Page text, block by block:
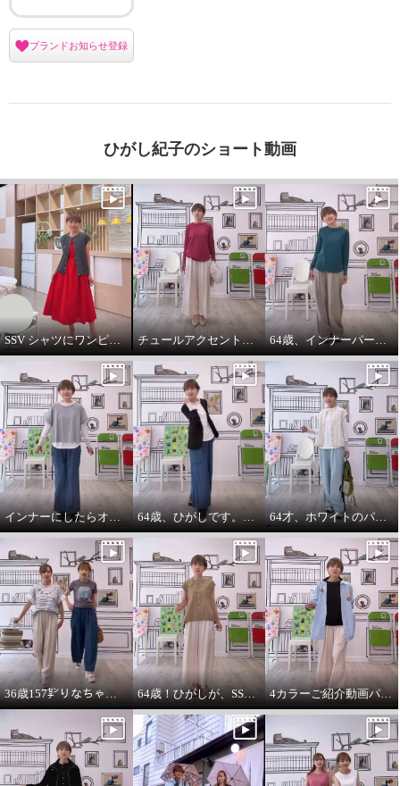
ブランドお知らせ登録
ひがし紀子のショート動画
SSV シャツにワンピースをコーデしてみました。 チュールアクセントパーカー64歳カジュアル大好きが推し！ 64歳、インナーパーカーは必需品です。
インナーにしたらオールシーズンいけます。インナーパーカー❤️ 64歳、ひがしです。わたしの時代は、やっぱりジャケットにパーカーを出す‼️ 64才、ホワイトのパーカーインナーはスタイリングに万能です。
36歳157㌢りなちゃんは60㌢丈、64歳163㌢のひがしは65㌢丈を履く 64歳！ひがしが、SSVのベスト最高！推し‼️コーデ 4カラーご紹介動画パーカー付きのインナーは、凄い使えます。